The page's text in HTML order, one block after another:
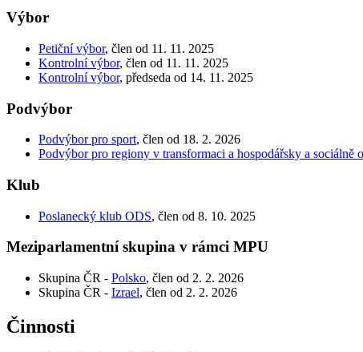
Výbor
Petiční výbor, člen od 11. 11. 2025
Kontrolní výbor, člen od 11. 11. 2025
Kontrolní výbor, předseda od 14. 11. 2025
Podvýbor
Podvýbor pro sport, člen od 18. 2. 2026
Podvýbor pro regiony v transformaci a hospodářsky a sociálně
Klub
Poslanecký klub ODS, člen od 8. 10. 2025
Meziparlamentní skupina v rámci MPU
Skupina ČR - Polsko, člen od 2. 2. 2026
Skupina ČR - Izrael, člen od 2. 2. 2026
Činnosti